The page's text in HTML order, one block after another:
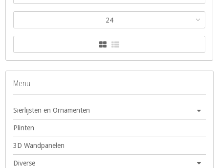
24
Menu
Sierlijsten en Ornamenten
Plinten
3D Wandpanelen
Diverse